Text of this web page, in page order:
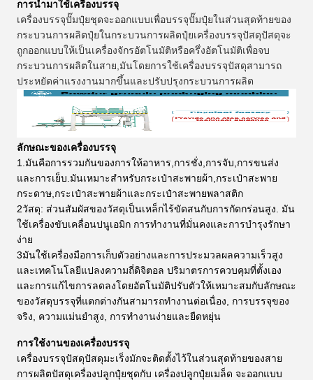
การนํามาใช้เครื่องบรรจุ
เครื่องบรรจุปั๊มปุ๋ยชุดจะออกแบบเพื่อบรรจุปั๊มปุ๋ยในส่วนสุดท้ายของ
กระบวนการผลิตปุ๋ยในกระบวนการผลิตปุ๋ยเครื่องบรรจุปัสดุปัสดุจะ
ถูกออกแบบให้เป็นเครื่องจักรอัตโนมัติหรือครึ่งอัตโนมัติเพื่อจบ
กระบวนการผลิตในสาย,มันโดยการใช้เครื่องบรรจุปัสดุสามารถ
ประหยัดค่าแรงงานมากขึ้นและปรับปรุงกระบวนการผลิต
ลักษณะของเครื่องบรรจุ
1.มันคือการรวมกันของการให้อาหาร,การชั่ง,การจับ,การขนส่ง
และการเย็บ.มันเหมาะสําหรับกระเป๋าสะพายผ้า,กระเป๋าสะพาย
กระดาษ,กระเป๋าสะพายผ้าและกระเป๋าสะพายพลาสติก
2วัสดุ: ส่วนสัมผัสของวัสดุเป็นเหล็กไร้ขัดสนกับการกัดกร่อนสูง. มัน
ใช้เครื่องขับเคลื่อนปนูเอมิก การทํางานที่มั่นคงและการบํารุงรักษา
ง่าย
3มันใช้เครื่องมือการเก็บตัวอย่างและการประมวลผลความเร็วสูง
และเทคโนโลยีแปลงความถี่ดิจิตอล ปริมาตรการควบคุมที่ตั้งเอง
และการแก้ไขการลดลงโดยอัตโนมัติปรับตัวให้เหมาะสมกับลักษณะ
ของวัสดุบรรจุที่แตกต่างกันสามารถทํางานต่อเนื่อง, การบรรจุของ
จริง, ความแม่นยําสูง, การทํางานง่ายและยืดหยุ่น
การใช้งานของเครื่องบรรจุ
เครื่องบรรจุปัสดุปัสดุมะเร็งมักจะติดตั้งไว้ในส่วนสุดท้ายของสาย
การผลิตปัสดุเครื่องปลูกปุ๋ยชุดกับ เครื่องปลูกปุ๋ยเมล็ด จะออกแบบ